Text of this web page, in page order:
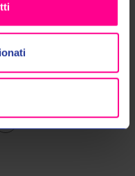
Sport International
TERRITORY FJT277 0010
3XL